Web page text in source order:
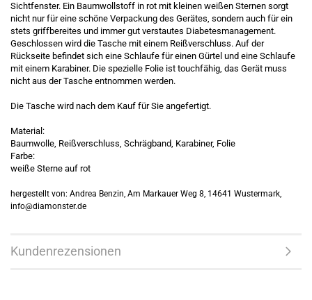
Sichtfenster. Ein Baumwollstoff in rot mit kleinen weißen Sternen sorgt
nicht nur für eine schöne Verpackung des Gerätes, sondern auch für ein
stets griffbereites und immer gut verstautes Diabetesmanagement.
Geschlossen wird die Tasche mit einem Reißverschluss. Auf der
Rückseite befindet sich eine Schlaufe für einen Gürtel und eine Schlaufe
mit einem Karabiner. Die spezielle Folie ist touchfähig, das Gerät muss
nicht aus der Tasche entnommen werden.
Die Tasche wird nach dem Kauf für Sie angefertigt.
Material:
Baumwolle, Reißverschluss, Schrägband, Karabiner, Folie
Farbe:
weiße Sterne auf rot
hergestellt von: Andrea Benzin, Am Markauer Weg 8, 14641 Wustermark,
info@diamonster.de
Kundenrezensionen